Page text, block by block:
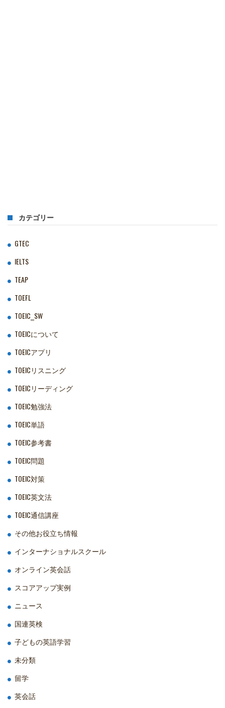
カテゴリー
GTEC
IELTS
TEAP
TOEFL
TOEIC‗SW
TOEICについて
TOEICアプリ
TOEICリスニング
TOEICリーディング
TOEIC勉強法
TOEIC単語
TOEIC参考書
TOEIC問題
TOEIC対策
TOEIC英文法
TOEIC通信講座
その他お役立ち情報
インターナショナルスクール
オンライン英会話
スコアアップ実例
ニュース
国連英検
子どもの英語学習
未分類
留学
英会話